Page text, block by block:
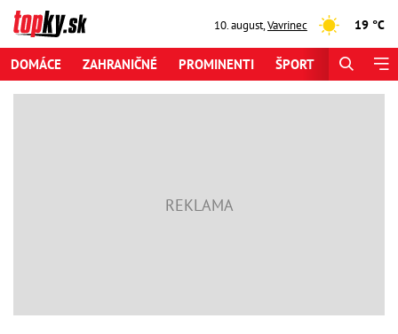
10. august,Vavrinec 19 °C
DOMÁCE ZAHRANIČNÉ PROMINENTI ŠPORT